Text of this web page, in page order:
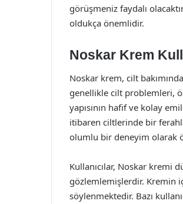
görüşmeniz faydalı
oldukça önemlidir.
Noskar Krem
Noskar krem, cilt
genellikle cilt problemleri,
yapısının hafif ve kolay
itibaren ciltlerinde bir
olumlu bir deneyim olarak
Kullanıcılar, Noskar kremi
gözlemlemişlerdir. Kremin
söylenmektedir. Bazı